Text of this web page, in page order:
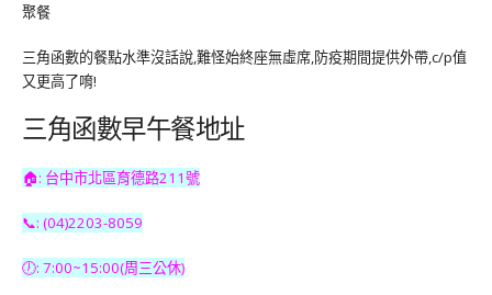
聚餐
三角函數的餐點水準沒話說,難怪始終座無虛席,防疫期間提供外帶,c/p值
又更高了唷!
三角函數早午餐地址
🏠: 台中市北區育德路211號
📞: (04)2203-8059
🕖: 7:00~15:00(周三公休)